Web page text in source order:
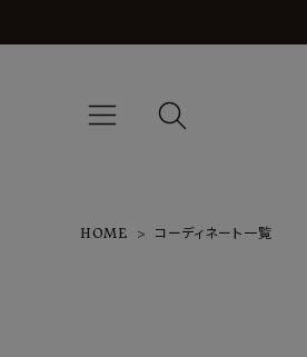
HOME コーディネート一覧